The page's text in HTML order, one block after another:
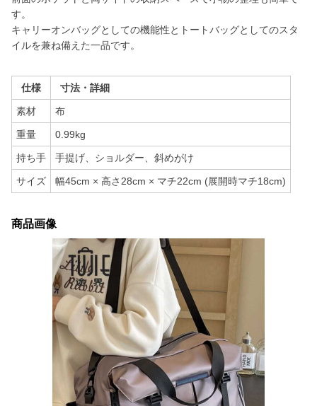
す。
キャリーオンバッグとしての機能性とトートバッグとしてのスタ
イルを兼ね備えた一品です。
仕様 寸法・詳細
素材 布
重量 0.99kg
持ち手 手提げ、ショルダー、斜めがけ
サイズ 幅45cm × 高さ28cm × マチ22cm (展開時マチ18cm)
商品画像